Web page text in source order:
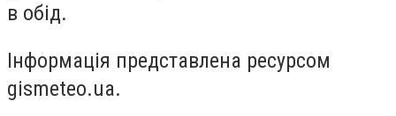
в обід.
Інформація представлена ресурсом
gismeteo.ua.